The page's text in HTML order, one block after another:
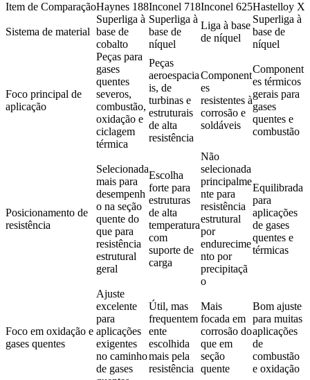
Item de ComparaçãoHaynes 188Inconel 718Inconel 625Hastelloy X
Sistema de material
Superliga à
base de
cobalto
Superliga à
base de
níquel
Liga à base
de níquel
Superliga à
base de
níquel
Foco principal de
aplicação
Peças para
gases
quentes
severos,
combustão,
oxidação e
ciclagem
térmica
Peças
aeroespacia
is, de
turbinas e
estruturais
de alta
resistência
Component
es
resistentes à
corrosão e
soldáveis
Component
es térmicos
gerais para
gases
quentes e
combustão
Posicionamento de
resistência
Selecionada
mais para
desempenh
o na seção
quente do
que para
resistência
estrutural
geral
Escolha
forte para
estruturas
de alta
temperatura
com
suporte de
carga
Não
selecionada
principalme
nte para
resistência
estrutural
por
endurecime
nto por
precipitaçã
o
Equilibrada
para
aplicações
de gases
quentes e
térmicas
Foco em oxidação e
gases quentes
Ajuste
excelente
para
aplicações
exigentes
no caminho
de gases
Útil, mas
frequentem
ente
escolhida
mais pela
resistência
Mais
focada em
corrosão do
que em
seção
quente
Bom ajuste
para muitas
aplicações
de
combustão
e oxidação